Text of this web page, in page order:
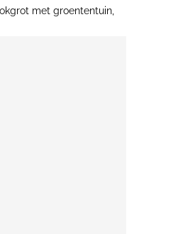
met groententuin,